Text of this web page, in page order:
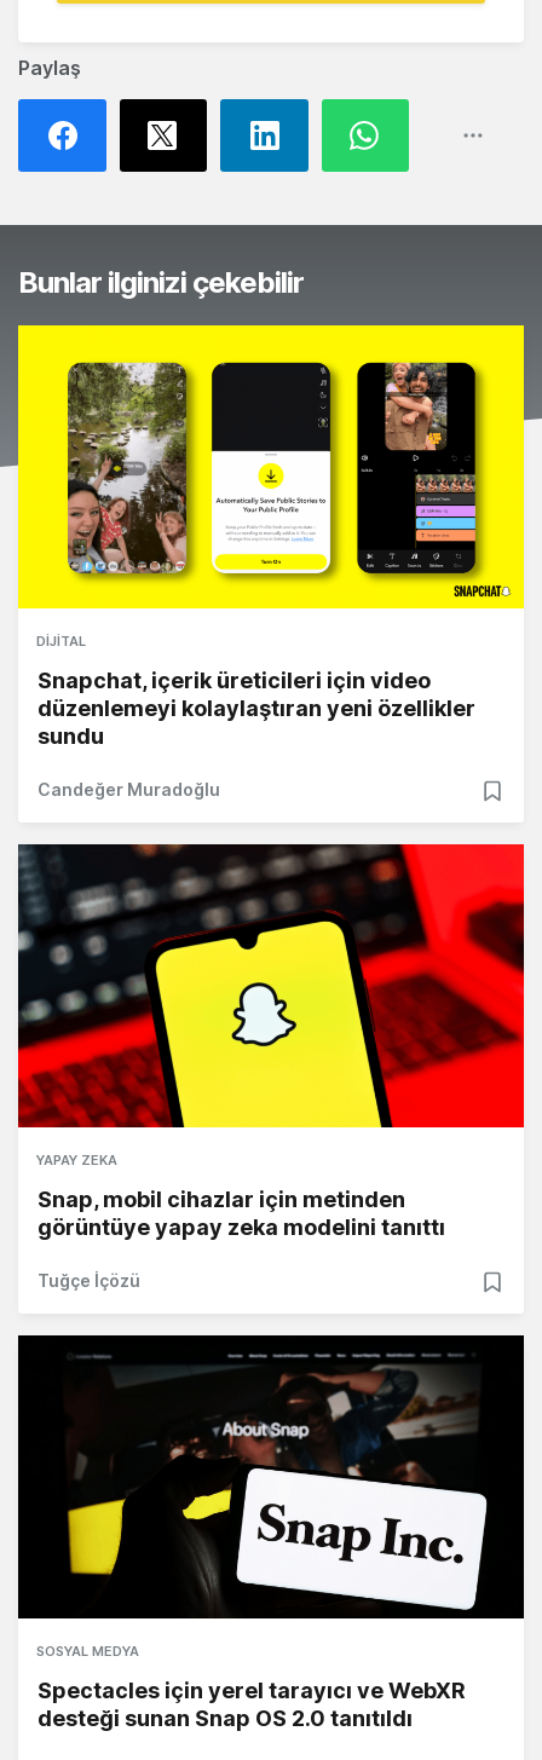
Paylaş
Bunlar ilginizi çekebilir
DIJITAL
Snapchat, içerik üreticileri için video
düzenlemeyi kolaylaştıran yeni özellikler
sundu
Candeğer Muradoğlu
YAPAY ZEKA
Snap, mobil cihazlar için metinden
görüntüye yapay zeka modelini tanıttı
Tuğçe İçözü
SOSYAL MEDYA
Spectacles için yerel tarayıcı ve WebXR
desteği sunan Snap OS 2.0 tanıtıldı